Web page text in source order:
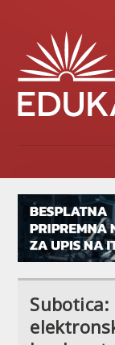
Subotica: